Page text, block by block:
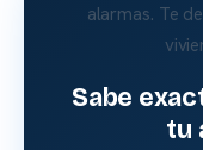
alarmas. Te
Sabe
tu